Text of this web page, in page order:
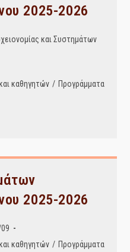
2025-2026
και Συστημάτων
καθηγητών / Προγράμματα
2025-2026
καθηγητών / Προγράμματα